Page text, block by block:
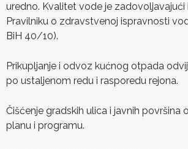
uredno. Kvalitet vode je
Pravilniku o zdravstvenoj ispravnosti
BiH 40/10).
Prikupljanje i odvoz kućnog otpada
po ustaljenom redu i rasporedu rejona.
Čišćenje gradskih ulica i javnih površina
planu i programu.